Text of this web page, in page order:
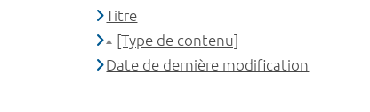
Titre
[Type de contenu]
Date de dernière modification